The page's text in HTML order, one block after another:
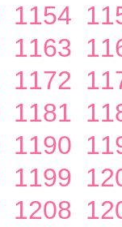
1154
1163
1172
1181
1190
1199
1208